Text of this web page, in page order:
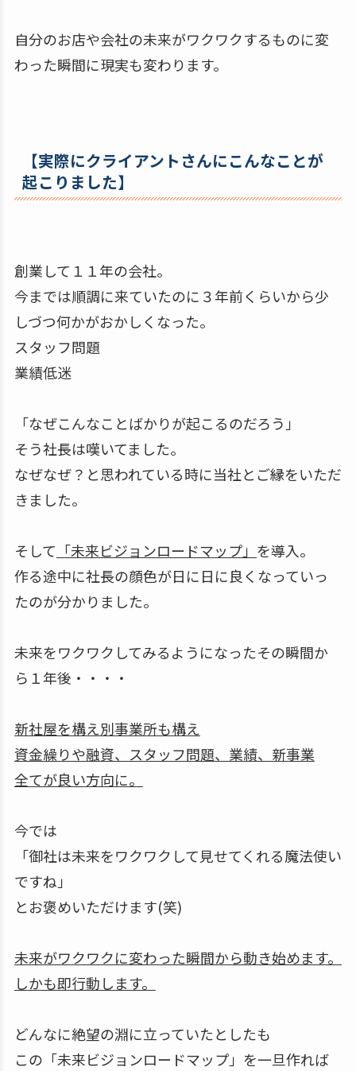
自分のお店や会社の未来がワクワクするものに変
わった瞬間に現実も変わります。
【実際にクライアントさんにこんなことが
起こりました】
創業して１１年の会社。
今までは順調に来ていたのに３年前くらいから少
しづつ何かがおかしくなった。
スタッフ問題
業績低迷
「なぜこんなことばかりが起こるのだろう」
そう社長は嘆いてました。
なぜなぜ？と思われている時に当社とご縁をいただ
きました。
そして 「未来ビジョンロードマップ」 を導入。
作る途中に社長の顔色が日に日に良くなっていっ
たのが分かりました。
未来をワクワクしてみるようになったその瞬間か
ら１年後・・・・
新社屋を構え別事業所も構え
資金繰りや融資、スタッフ問題、業績、新事業
全てが良い方向に。
今では
「御社は未来をワクワクして見せてくれる魔法使い
ですね」
とお褒めいただけます(笑)
未来がワクワクに変わった瞬間から動き始めます。
しかも即行動します。
どんなに絶望の淵に立っていたとしたも
この「未来ビジョンロードマップ」を一旦作れば